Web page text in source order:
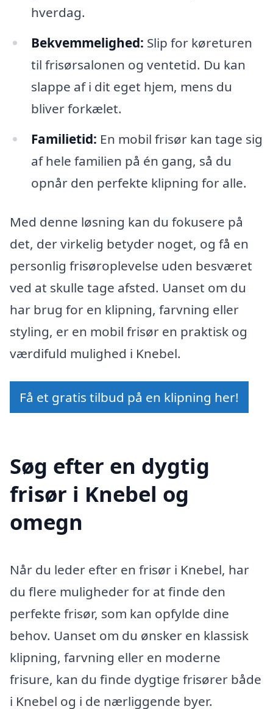
hverdag.
Bekvemmelighed: Slip for køreturen
til frisørsalonen og ventetid. Du kan
slappe af i dit eget hjem, mens du
bliver forkælet.
Familietid: En mobil frisør kan tage sig
af hele familien på én gang, så du
opnår den perfekte klipning for alle.
Med denne løsning kan du fokusere på
det, der virkelig betyder noget, og få en
personlig frisøroplevelse uden besværet
ved at skulle tage afsted. Uanset om du
har brug for en klipning, farvning eller
styling, er en mobil frisør en praktisk og
værdifuld mulighed i Knebel.
Få et gratis tilbud på en klipning her!
Søg efter en dygtig
frisør i Knebel og
omegn
Når du leder efter en frisør i Knebel, har
du flere muligheder for at finde den
perfekte frisør, som kan opfylde dine
behov. Uanset om du ønsker en klassisk
klipning, farvning eller en moderne
frisure, kan du finde dygtige frisører både
i Knebel og i de nærliggende byer.